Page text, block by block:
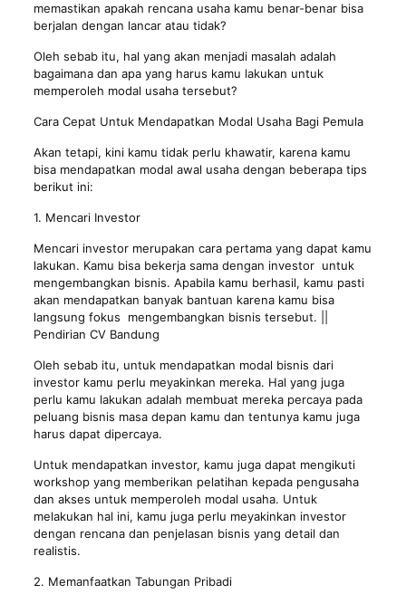
memastikan apakah rencana usaha kamu benar-benar bisa
berjalan dengan lancar atau tidak?
Oleh sebab itu, hal yang akan menjadi masalah adalah
bagaimana dan apa yang harus kamu lakukan untuk
memperoleh modal usaha tersebut?
Cara Cepat Untuk Mendapatkan Modal Usaha Bagi Pemula
Akan tetapi, kini kamu tidak perlu khawatir, karena kamu
bisa mendapatkan modal awal usaha dengan beberapa tips
berikut ini:
1. Mencari Investor
Mencari investor merupakan cara pertama yang dapat kamu
lakukan. Kamu bisa bekerja sama dengan investor untuk
mengembangkan bisnis. Apabila kamu berhasil, kamu pasti
akan mendapatkan banyak bantuan karena kamu bisa
langsung fokus mengembangkan bisnis tersebut. ||
Pendirian CV Bandung
Oleh sebab itu, untuk mendapatkan modal bisnis dari
investor kamu perlu meyakinkan mereka. Hal yang juga
perlu kamu lakukan adalah membuat mereka percaya pada
peluang bisnis masa depan kamu dan tentunya kamu juga
harus dapat dipercaya.
Untuk mendapatkan investor, kamu juga dapat mengikuti
workshop yang memberikan pelatihan kepada pengusaha
dan akses untuk memperoleh modal usaha. Untuk
melakukan hal ini, kamu juga perlu meyakinkan investor
dengan rencana dan penjelasan bisnis yang detail dan
realistis.
2. Memanfaatkan Tabungan Pribadi